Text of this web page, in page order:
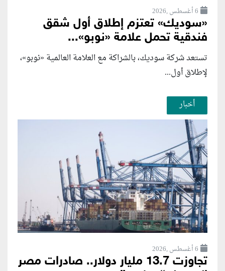
6 أغسطس ,2026
«سوديك» تعتزم إطلاق أول شقق
فندقية تحمل علامة «نوبو»...
تستعد شركة سوديك، بالشراكة مع العلامة العالمية «نوبو»،
لإطلاق أول...
أخبار
6 أغسطس ,2026
تجاوزت 13.7 مليار دولار.. صادرات مصر